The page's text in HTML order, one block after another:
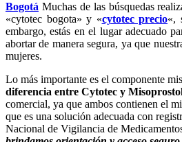
Bogotá Muchas de las búsquedas
«cytotec bogota» y «cytotec precio«,
embargo, estás en el lugar adecuado
abortar de manera segura, ya que
mujeres.
Lo más importante es el componente
diferencia entre Cytotec y
comercial, ya que ambos contienen el
que es una solución adecuada con
Nacional de Vigilancia de